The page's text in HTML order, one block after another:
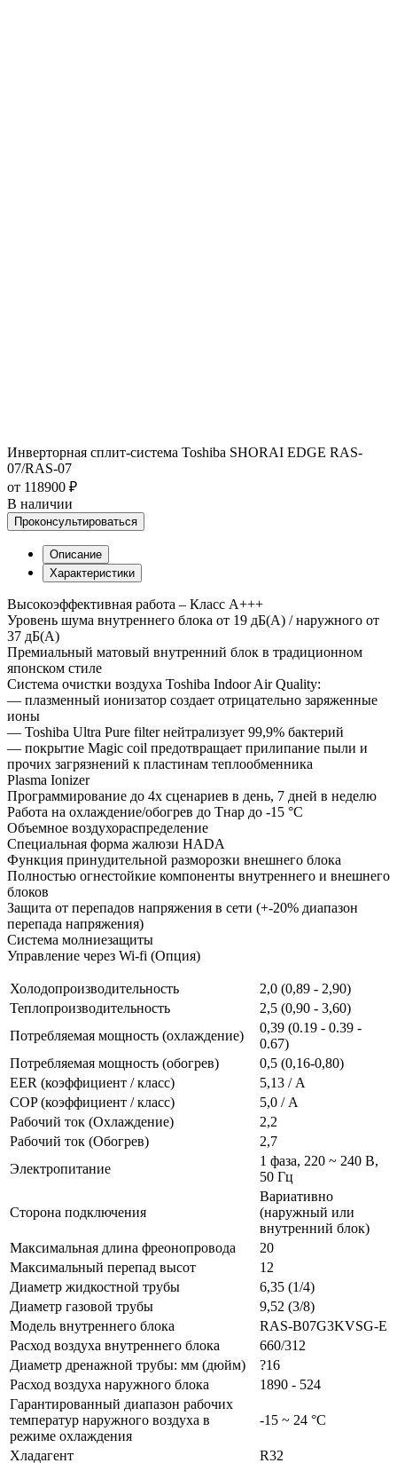
Инверторная сплит-система Toshiba SHORAI EDGE RAS-
07/RAS-07
от 118900 ₽
В наличии
Проконсультироваться
Описание
Характеристики
Высокоэффективная работа – Класс А+++
Уровень шума внутреннего блока от 19 дБ(А) / наружного от
37 дБ(А)
Премиальный матовый внутренний блок в традиционном
японском стиле
Cистема очистки воздуха Toshiba Indoor Air Quality:
— плазменный ионизатор создает отрицательно заряженные
ионы
— Toshiba Ultra Pure filter нейтрализует 99,9% бактерий
— покрытие Magic coil предотвращает прилипание пыли и
прочих загрязнений к пластинам теплообменника
Plasma Ionizer
Программирование до 4х сценариев в день, 7 дней в неделю
Работа на охлаждение/обогрев до Тнар до -15 °С
Объемное воздухораспределение
Cпециальная форма жалюзи HADA
Функция принудительной разморозки внешнего блока
Полностью огнестойкие компоненты внутреннего и внешнего
блоков
Защита от перепадов напряжения в сети (+-20% диапазон
перепада напряжения)
Система молниезащиты
Управление через Wi-fi (Опция)
Холодопроизводительность
2,0 (0,89 - 2,90)
Теплопроизводительность
2,5 (0,90 - 3,60)
Потребляемая мощность (охлаждение)
0,39 (0.19 - 0.39 -
0.67)
Потребляемая мощность (обогрев)
0,5 (0,16-0,80)
EER (коэффициент / класс)
5,13 / А
COP (коэффициент / класс)
5,0 / А
Рабочий ток (Охлаждение)
2,2
Рабочий ток (Обогрев)
2,7
Электропитание
1 фаза, 220 ~ 240 В,
50 Гц
Сторона подключения
Вариативно
(наружный или
внутренний блок)
Максимальная длина фреонопровода
20
Максимальный перепад высот
12
Диаметр жидкостной трубы
6,35 (1/4)
Диаметр газовой трубы
9,52 (3/8)
Модель внутреннего блока
RAS-B07G3KVSG-E
Расход воздуха внутреннего блока
660/312
Диаметр дренажной трубы: мм (дюйм)
?16
Расход воздуха наружного блока
1890 - 524
Гарантированный диапазон рабочих
температур наружного воздуха в
режиме охлаждения
-15 ~ 24 °C
Хладагент R32